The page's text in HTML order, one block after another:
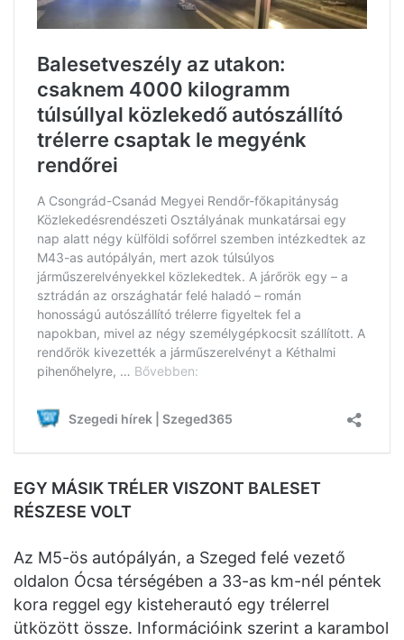
EGY MÁSIK TRÉLER VISZONT BALESET
RÉSZESE VOLT
Az M5-ös autópályán, a Szeged felé vezető
oldalon Ócsa térségében a 33-as km-nél péntek
kora reggel egy kisteherautó egy trélerrel
ütközött össze. Információink szerint a karambol